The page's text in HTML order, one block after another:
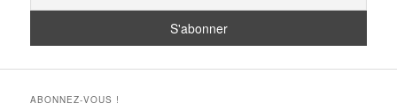
ABONNEZ-VOUS !